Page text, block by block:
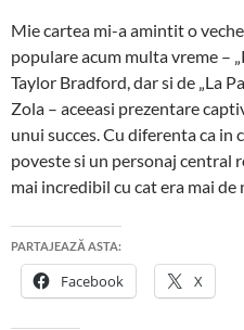
Mie cartea mi-a amintit o
populare acum multa vreme –
Taylor Bradford, dar si de „La
Zola – aceeasi prezentare
unui succes. Cu diferenta ca in
poveste si un personaj central
mai incredibil cu cat era mai de
PARTAJEAZĂ ASTA:
Facebook X